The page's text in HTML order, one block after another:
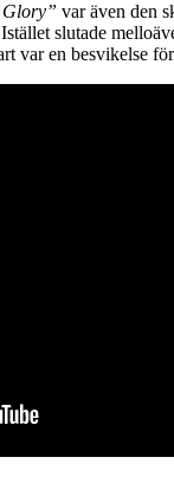
Glory” var även den
slutade
var en besvikelse